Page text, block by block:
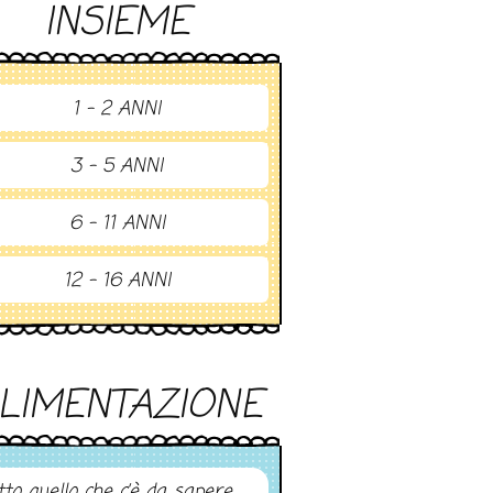
INSIEME
1 - 2 ANNI
3 - 5 ANNI
6 - 11 ANNI
12 - 16 ANNI